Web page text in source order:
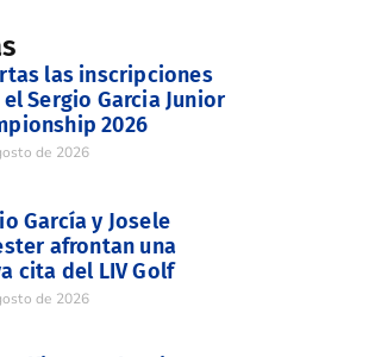
las inscripciones
Sergio Garcia Junior
2026
de 2026
García y Josele
afrontan una
cita del LIV Golf
de 2026